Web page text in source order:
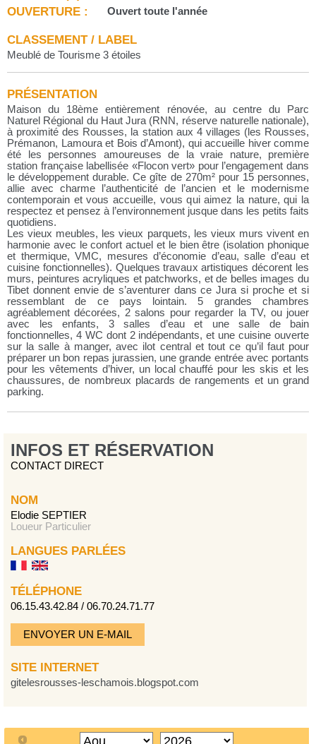
OUVERTURE : Ouvert toute l'année
CLASSEMENT / LABEL
Meublé de Tourisme 3 étoiles
PRÉSENTATION
Maison du 18ème entièrement rénovée, au centre du Parc
Naturel Régional du Haut Jura (RNN, réserve naturelle nationale),
à proximité des Rousses, la station aux 4 villages (les Rousses,
Prémanon, Lamoura et Bois d’Amont), qui accueille hiver comme
été les personnes amoureuses de la vraie nature, première
station française labellisée «Flocon vert» pour l’engagement dans
le développement durable. Ce gîte de 270m² pour 15 personnes,
allie avec charme l’authenticité de l’ancien et le modernisme
contemporain et vous accueille, vous qui aimez la nature, qui la
respectez et pensez à l’environnement jusque dans les petits faits
quotidiens.
Les vieux meubles, les vieux parquets, les vieux murs vivent en
harmonie avec le confort actuel et le bien être (isolation phonique
et thermique, VMC, mesures d’économie d’eau, salle d’eau et
cuisine fonctionnelles). Quelques travaux artistiques décorent les
murs, peintures acryliques et patchworks, et de belles images du
Tibet donnent envie de s’aventurer dans ce Jura si proche et si
ressemblant de ce pays lointain. 5 grandes chambres
agréablement décorées, 2 salons pour regarder la TV, ou jouer
avec les enfants, 3 salles d’eau et une salle de bain
fonctionnelles, 4 WC dont 2 indépendants, et une cuisine ouverte
sur la salle à manger, avec ilot central et tout ce qu’il faut pour
préparer un bon repas jurassien, une grande entrée avec portants
pour les vêtements d’hiver, un local chauffé pour les skis et les
chaussures, de nombreux placards de rangements et un grand
parking.
INFOS ET RÉSERVATION
CONTACT DIRECT
NOM
Elodie SEPTIER
Loueur Particulier
LANGUES PARLÉES
TÉLÉPHONE
06.15.43.42.84 / 06.70.24.71.77
ENVOYER UN E-MAIL
SITE INTERNET
gitelesrousses-leschamois.blogspot.com